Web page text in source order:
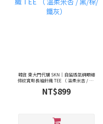
韓貨 東大門代購 SKN｜自留透氣網眼細
條紋寬鬆長袖針織 TEE （ 溫柔米杏 / 黑/
棕/ 鐵灰）
NT$899